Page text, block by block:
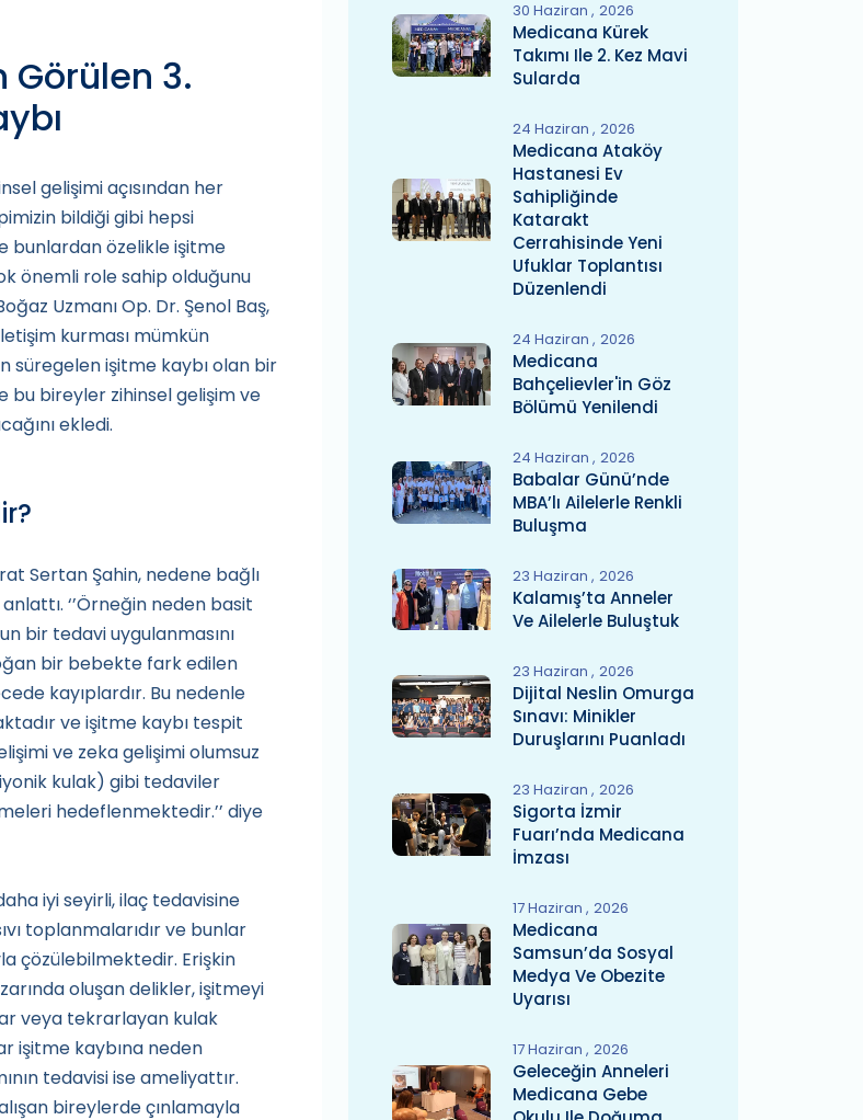
Görülen 3.
gelişimi açısından her
bildiği gibi hepsi
bunlardan özelikle işitme
önemli role sahip olduğunu
Uzmanı Op. Dr. Şenol Baş,
kurması mümkün
süregelen işitme kaybı olan bir
bu bireyler zihinsel gelişim ve
ekledi.
Sertan Şahin, nedene bağlı
‘’Örneğin neden basit
bir tedavi uygulanmasını
bir bebekte fark edilen
kayıplardır. Bu nedenle
ve işitme kaybı tespit
ve zeka gelişimi olumsuz
kulak) gibi tedaviler
hedeflenmektedir.’’ diye
iyi seyirli, ilaç tedavisine
toplanmalarıdır ve bunlar
çözülebilmektedir. Erişkin
oluşan delikler, işitmeyi
veya tekrarlayan kulak
işitme kaybına neden
tedavisi ise ameliyattır.
bireylerde çınlamayla
30 Haziran 2026
Medicana Kürek
Takımı Ile 2. Kez Mavi
Sularda
24 Haziran 2026
Medicana Ataköy
Hastanesi Ev
Sahipliğinde
Katarakt
Cerrahisinde Yeni
Ufuklar Toplantısı
Düzenlendi
24 Haziran 2026
Medicana
Bahçelievler'in Göz
Bölümü Yenilendi
24 Haziran 2026
Babalar Günü’nde
MBA’lı Ailelerle Renkli
Buluşma
23 Haziran 2026
Kalamış’ta Anneler
Ve Ailelerle Buluştuk
23 Haziran 2026
Dijital Neslin Omurga
Sınavı: Minikler
Duruşlarını Puanladı
23 Haziran 2026
Sigorta İzmir
Fuarı’nda Medicana
İmzası
17 Haziran 2026
Medicana
Samsun’da Sosyal
Medya Ve Obezite
Uyarısı
17 Haziran 2026
Geleceğin Anneleri
Medicana Gebe